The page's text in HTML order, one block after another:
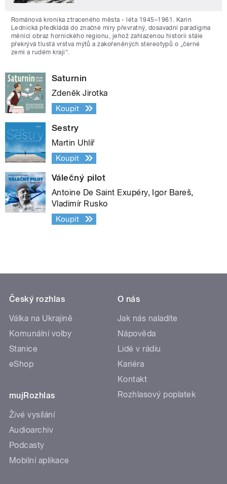
Románová kronika ztraceného města - léta 1945–1961. Karin
Lednická předkládá do značné míry převratný, dosavadní paradigma
měnící obraz hornického regionu, jehož zahlazenou historii stále
překrývá tlustá vrstva mýtů a zakořeněných stereotypů o „černé
zemi a rudém kraji“.
Saturnin
Zdeněk Jirotka
Koupit
Sestry
Martin Uhlíř
Koupit
Válečný pilot
Antoine De Saint Exupéry, Igor Bareš,
Vladimír Rusko
Koupit
Český rozhlas
Válka na Ukrajině
Komunální volby
Stanice
eShop
mujRozhlas
Živé vysílání
Audioarchiv
Podcasty
Mobilní aplikace
O nás
Jak nás naladíte
Nápověda
Lidé v rádiu
Kariéra
Kontakt
Rozhlasový poplatek